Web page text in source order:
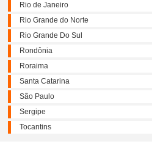
Rio de Janeiro
Rio Grande do Norte
Rio Grande Do Sul
Rondônia
Roraima
Santa Catarina
São Paulo
Sergipe
Tocantins